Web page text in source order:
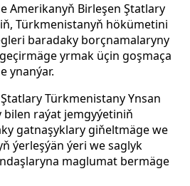
Amerikanyň Birleşen Ştatlary
Türkmenistanyň hökümetini
baradaky borçnamalaryny
yrmak üçin goşmaça
ynanýar.
Türkmenistany Ynsan
raýat jemgyýetiniň
gatnaşyklary giňeltmäge we
ýerleşýän ýeri we saglyk
maglumat bermäge